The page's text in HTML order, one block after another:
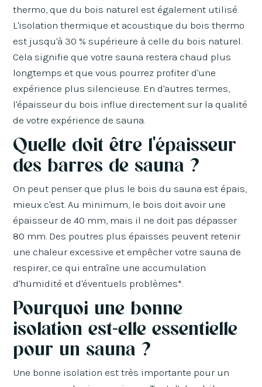
thermo, que du bois naturel est également utilisé.
L'isolation thermique et acoustique du bois thermo
est jusqu'à 30 % supérieure à celle du bois naturel.
Cela signifie que votre sauna restera chaud plus
longtemps et que vous pourrez profiter d'une
expérience plus silencieuse. En d'autres termes,
l'épaisseur du bois influe directement sur la qualité
de votre expérience de sauna.
Quelle doit être l'épaisseur
des barres de sauna ?
On peut penser que plus le bois du sauna est épais,
mieux c'est. Au minimum, le bois doit avoir une
épaisseur de 40 mm, mais il ne doit pas dépasser
80 mm. Des poutres plus épaisses peuvent retenir
une chaleur excessive et empêcher votre sauna de
respirer, ce qui entraîne une accumulation
d'humidité et d'éventuels problèmes*.
Pourquoi une bonne
isolation est-elle essentielle
pour un sauna ?
Une bonne isolation est très importante pour un